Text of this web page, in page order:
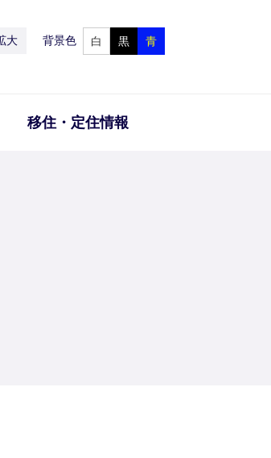
大 背景色 白 黒 青
移住・定住情報